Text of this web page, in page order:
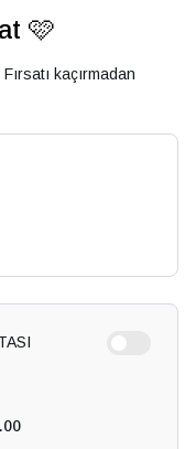
🩷
kaçırmadan